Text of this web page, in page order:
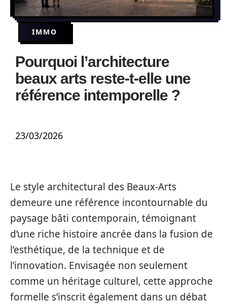
IMMO
Pourquoi l’architecture
beaux arts reste-t-elle une
référence intemporelle ?
23/03/2026
Le style architectural des Beaux-Arts
demeure une référence incontournable du
paysage bâti contemporain, témoignant
d’une riche histoire ancrée dans la fusion de
l’esthétique, de la technique et de
l’innovation. Envisagée non seulement
comme un héritage culturel, cette approche
formelle s’inscrit également dans un débat